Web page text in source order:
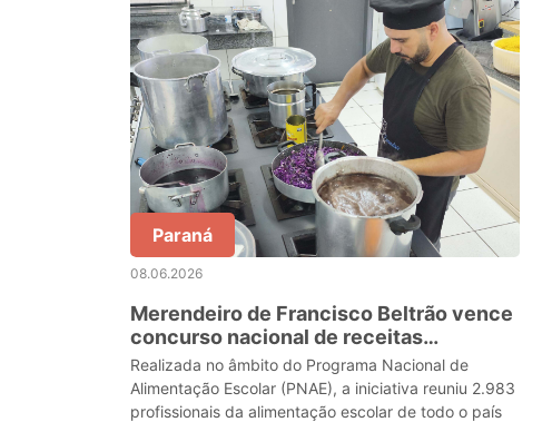
Paraná
08.06.2026
Merendeiro de Francisco Beltrão vence
concurso nacional de receitas
escolares
Realizada no âmbito do Programa Nacional de
Alimentação Escolar (PNAE), a iniciativa reuniu 2.983
profissionais da alimentação escolar de todo o país